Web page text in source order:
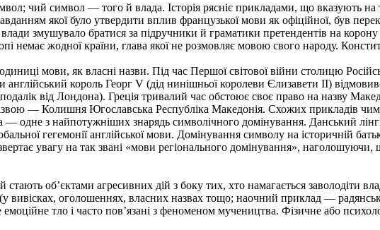
чий символ — того й влада. Історія рясніє прикладами, що вказують на
якої було утвердити вплив французької мови як офіційної, був
змушувало братися за підручники й граматики претендентів на
немає жодної країни, глава якої не розмовляє мовою свого народу.
мови, як власні назви. Під час Першої світової війни столицю
король Георг V (дід нинішньої королеви Єлизавети ІІ)
від Лондона). Греція тривалий час обстоює своє право на назву
— Колишня Югославська Республіка Македонія. Схожих прикладів
— одне з найпотужніших знарядь символічного домінування. Данський
гегемонії англійської мови. Домінування символу на історичній
увагу на так звані «мови регіонального домінування»,
стають об’єктами агресивних дій з боку тих, хто намагається заволодіти
вивісках, оголошеннях, власних назвах тощо; наочний приклад —
тло і часто пов’язані з феноменом мучеництва. Фізичне або